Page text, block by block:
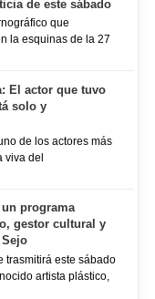
de este sábado
que
la esquinas de la 27
El actor que tuvo
solo y
de los actores más
viva del
programa
gestor cultural y
trasmitirá este sábado
artista plástico,